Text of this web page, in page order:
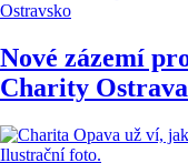
Ostravsko
Nové zázemí
Charity